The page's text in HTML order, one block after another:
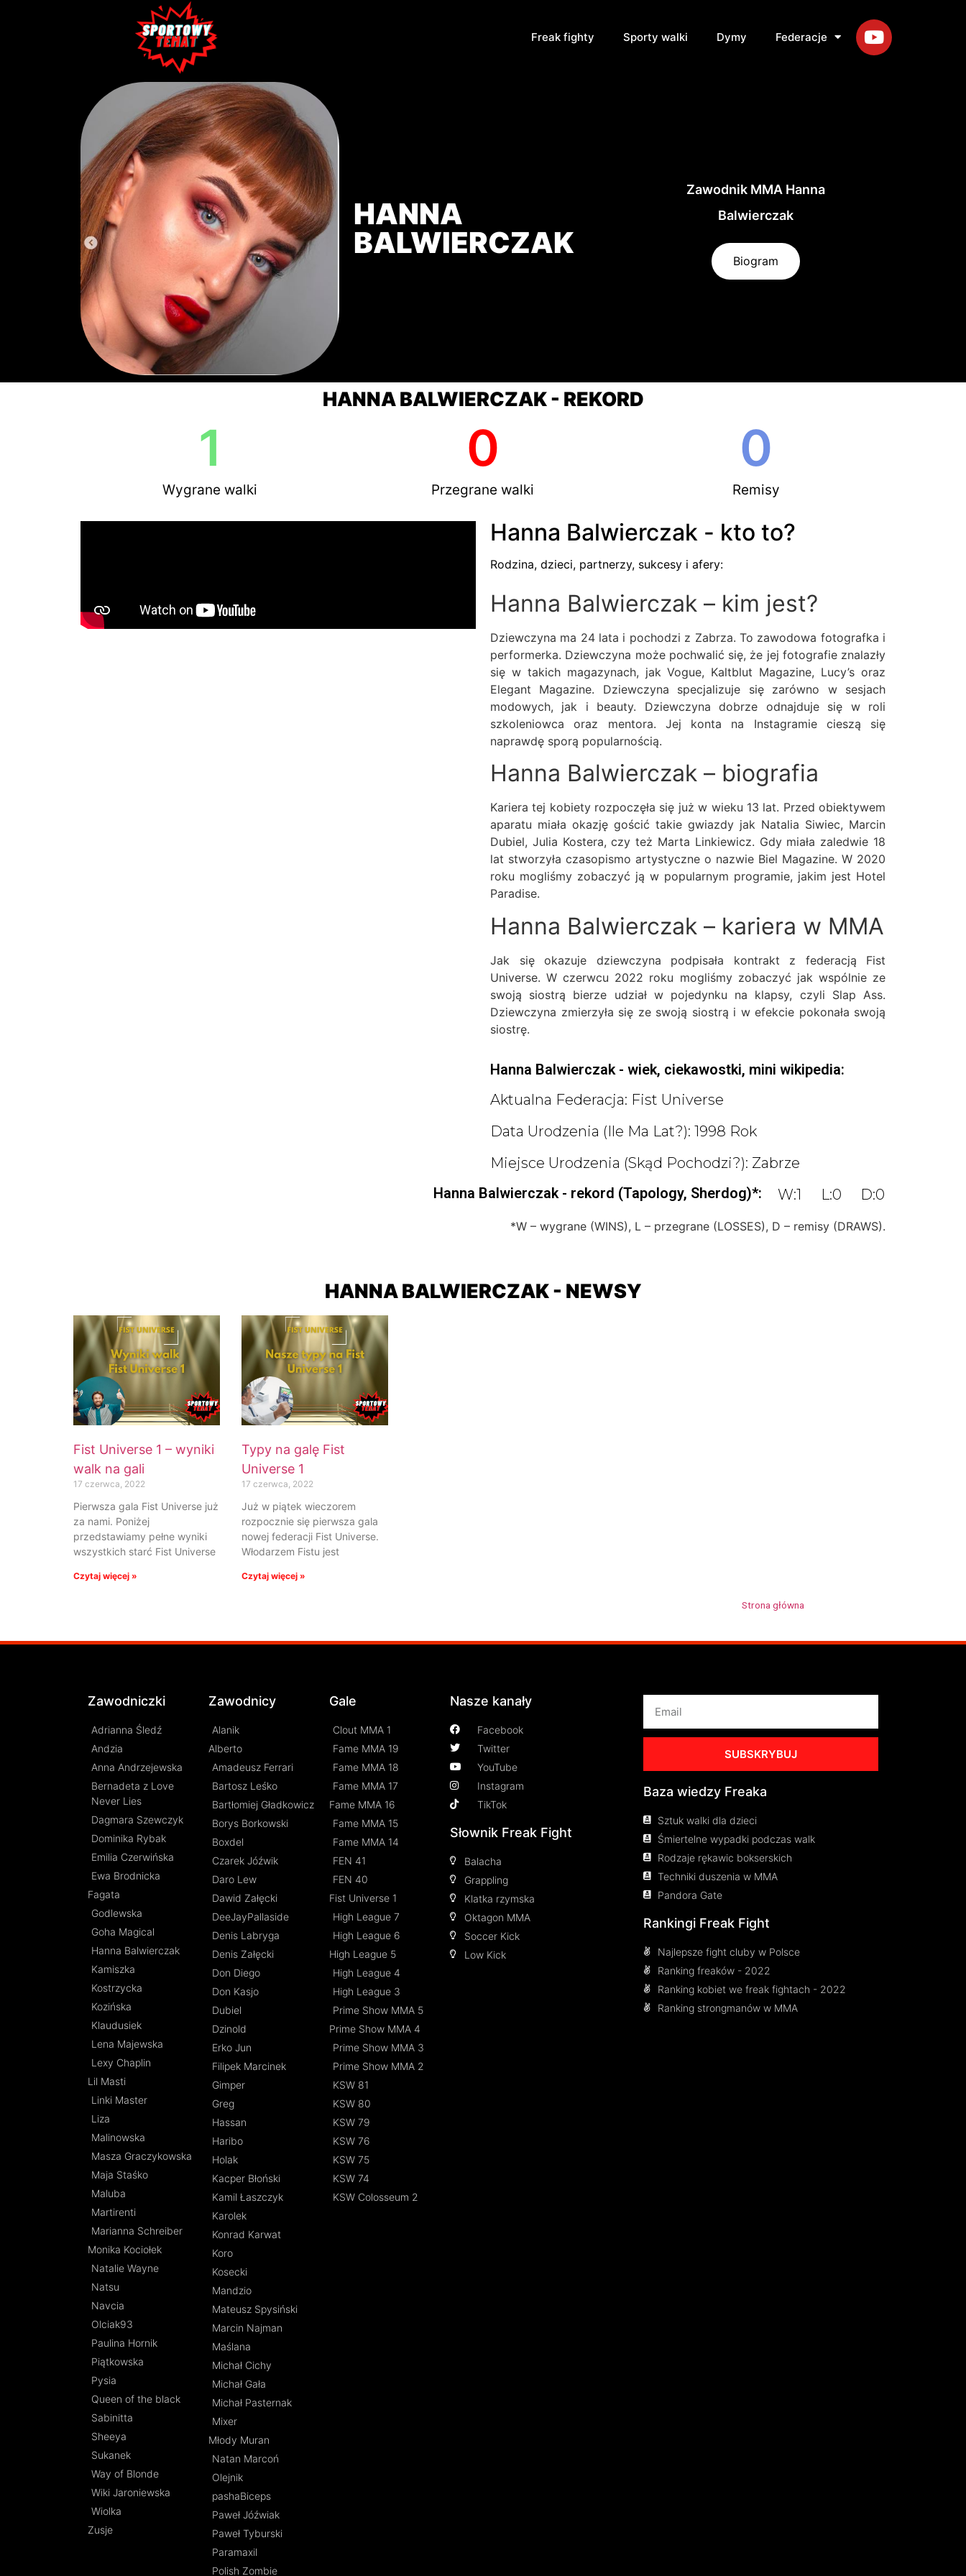
Freak fighty Sporty walki Dymy Federacje
HANNA
BALWIERCZAK
Zawodnik MMA Hanna
Balwierczak
Biogram
HANNA BALWIERCZAK - REKORD
Wygrane walki
1
Przegrane walki
0
Remisy
0
Hanna Balwierczak - kto to?
Rodzina, dzieci, partnerzy, sukcesy i afery:
Hanna Balwierczak – kim jest?
Dziewczyna ma 24 lata i pochodzi z Zabrza. To zawodowa fotografka i
performerka. Dziewczyna może pochwalić się, że jej fotografie znalazły
się w takich magazynach, jak Vogue, Kaltblut Magazine, Lucy’s oraz
Elegant Magazine. Dziewczyna specjalizuje się zarówno w sesjach
modowych, jak i beauty. Dziewczyna dobrze odnajduje się w roli
szkoleniowca oraz mentora. Jej konta na Instagramie cieszą się
naprawdę sporą popularnością.
Hanna Balwierczak – biografia
Kariera tej kobiety rozpoczęła się już w wieku 13 lat. Przed obiektywem
aparatu miała okazję gościć takie gwiazdy jak Natalia Siwiec, Marcin
Dubiel, Julia Kostera, czy też Marta Linkiewicz. Gdy miała zaledwie 18
lat stworzyła czasopismo artystyczne o nazwie Biel Magazine. W 2020
roku mogliśmy zobaczyć ją w popularnym programie, jakim jest Hotel
Paradise.
Hanna Balwierczak – kariera w MMA
Jak się okazuje dziewczyna podpisała kontrakt z federacją Fist
Universe. W czerwcu 2022 roku mogliśmy zobaczyć jak wspólnie ze
swoją siostrą bierze udział w pojedynku na klapsy, czyli Slap Ass.
Dziewczyna zmierzyła się ze swoją siostrą i w efekcie pokonała swoją
siostrę.
Hanna Balwierczak - wiek, ciekawostki, mini wikipedia:
Aktualna Federacja: Fist Universe
Data Urodzenia (ile Ma Lat?): 1998 Rok
Miejsce Urodzenia (skąd Pochodzi?): Zabrze
Hanna Balwierczak - rekord (Tapology, Sherdog)*:
W:1 L:0 D:0
*W – wygrane (WINS), L – przegrane (LOSSES), D – remisy (DRAWS).
HANNA BALWIERCZAK - NEWSY
Fist Universe 1 – wyniki
walk na gali
17 czerwca, 2022
Pierwsza gala Fist Universe już
za nami. Poniżej
przedstawiamy pełne wyniki
wszystkich starć Fist Universe
Czytaj więcej »
Typy na galę Fist
Universe 1
17 czerwca, 2022
Już w piątek wieczorem
rozpocznie się pierwsza gala
nowej federacji Fist Universe.
Włodarzem Fistu jest
Czytaj więcej »
Strona główna
Zawodniczki
Adrianna Śledź
Andzia
Anna Andrzejewska
Bernadeta z Love
Never Lies
Dagmara Szewczyk
Dominika Rybak
Emilia Czerwińska
Ewa Brodnicka
Fagata
Godlewska
Goha Magical
Hanna Balwierczak
Kamiszka
Kostrzycka
Kozińska
Klaudusiek
Lena Majewska
Lexy Chaplin
Lil Masti
Linki Master
Liza
Malinowska
Masza Graczykowska
Maja Staśko
Maluba
Martirenti
Marianna Schreiber
Monika Kociołek
Natalie Wayne
Natsu
Navcia
Olciak93
Paulina Hornik
Piątkowska
Pysia
Queen of the black
Sabinitta
Sheeya
Sukanek
Way of Blonde
Wiki Jaroniewska
Wiolka
Zusje
Zawodnicy
Alanik
Alberto
Amadeusz Ferrari
Bartosz Leśko
Bartłomiej Gładkowicz
Borys Borkowski
Boxdel
Czarek Jóźwik
Daro Lew
Dawid Załęcki
DeeJayPallaside
Denis Labryga
Denis Załęcki
Don Diego
Don Kasjo
Dubiel
Dzinold
Erko Jun
Filipek Marcinek
Gimper
Greg
Hassan
Haribo
Holak
Kacper Błoński
Kamil Łaszczyk
Karolek
Konrad Karwat
Koro
Kosecki
Mandzio
Mateusz Spysiński
Marcin Najman
Maślana
Michał Cichy
Michał Gała
Michał Pasternak
Mixer
Młody Muran
Natan Marcoń
Olejnik
pashaBiceps
Paweł Jóźwiak
Paweł Tyburski
Paramaxil
Polish Zombie
Gale
Clout MMA 1
Fame MMA 19
Fame MMA 18
Fame MMA 17
Fame MMA 16
Fame MMA 15
Fame MMA 14
FEN 41
FEN 40
Fist Universe 1
High League 7
High League 6
High League 5
High League 4
High League 3
Prime Show MMA 5
Prime Show MMA 4
Prime Show MMA 3
Prime Show MMA 2
KSW 81
KSW 80
KSW 79
KSW 76
KSW 75
KSW 74
KSW Colosseum 2
Nasze kanały
Facebook
Twitter
YouTube
Instagram
TikTok
Słownik Freak Fight
Balacha
Grappling
Klatka rzymska
Oktagon MMA
Soccer Kick
Low Kick
SUBSKRYBUJ
Baza wiedzy Freaka
Sztuk walki dla dzieci
Śmiertelne wypadki podczas walk
Rodzaje rękawic bokserskich
Techniki duszenia w MMA
Pandora Gate
Rankingi Freak Fight
Najlepsze fight cluby w Polsce
Ranking freaków - 2022
Ranking kobiet we freak fightach - 2022
Ranking strongmanów w MMA